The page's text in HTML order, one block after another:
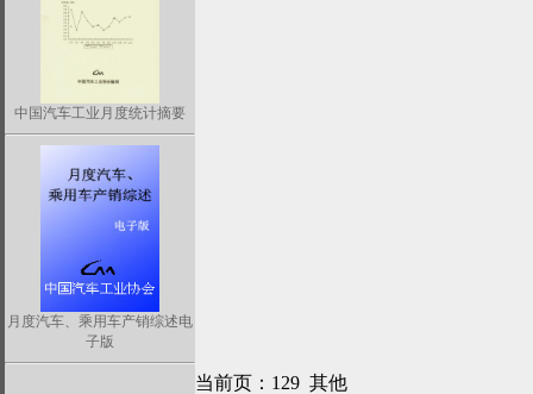
中国汽车工业月度统计摘要
月度汽车、乘用车产销综述电
子版
当前页：129 其他